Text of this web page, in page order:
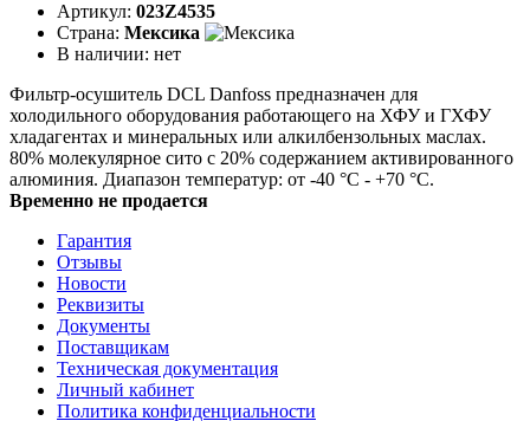
Артикул: 023Z4535
Страна: Мексика
В наличии: нет
Фильтр-осушитель DCL Danfoss предназначен для
холодильного оборудования работающего на ХФУ и ГХФУ
хладагентах и минеральных или алкилбензольных маслах.
80% молекулярное сито с 20% содержанием активированного
алюминия. Диапазон температур: от -40 °C - +70 °C.
Временно не продается
Гарантия
Отзывы
Новости
Реквизиты
Документы
Поставщикам
Техническая документация
Личный кабинет
Политика конфиденциальности